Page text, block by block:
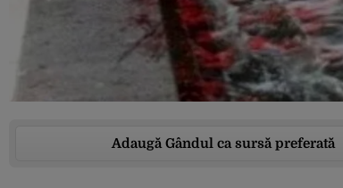
Adaugă Gândul ca sursă preferată